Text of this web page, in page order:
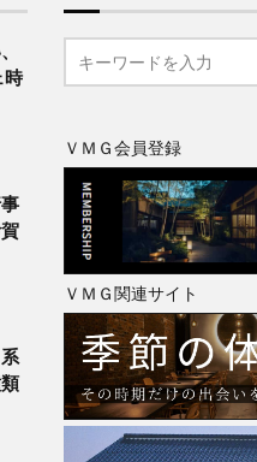
時
ＶＭＧ会員登録
ＶＭＧ関連サイト